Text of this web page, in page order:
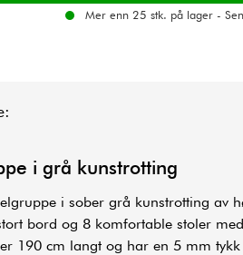
Mer enn 25 stk. på lager -
i grå kunstrotting
i sober grå kunstrotting av
bord og 8 komfortable stoler
190 cm langt og har en 5 mm